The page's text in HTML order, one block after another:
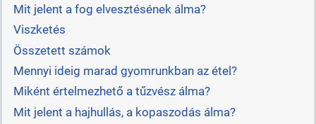
Mit jelent a fog elvesztésének álma?
Viszketés
Összetett számok
Mennyi ideig marad gyomrunkban az étel?
Miként értelmezhető a tűzvész álma?
Mit jelent a hajhullás, a kopaszodás álma?